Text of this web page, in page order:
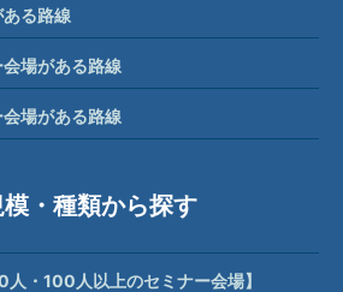
る路線
場がある路線
場がある路線
・種類から探す
・100人以上のセミナー会場】